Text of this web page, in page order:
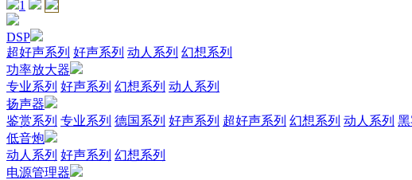
1
DSP
超好声系列 好声系列 动人系列 幻想系列
功率放大器
专业系列 好声系列 幻想系列 动人系列
扬声器
鉴赏系列 专业系列 德国系列 好声系列 超好声系列 幻想系列 动人系列 黑
低音炮
动人系列 好声系列 幻想系列
电源管理器